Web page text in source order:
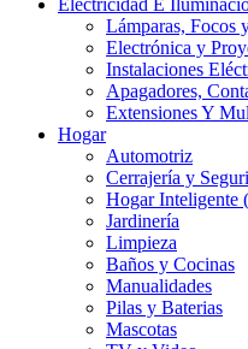
Electricidad E
Lámparas, Focos
Electrónica y
Instalaciones
Apagadores,
Extensiones Y
Hogar
Automotriz
Cerrajería y
Hogar Inteligente
Jardinería
Limpieza
Baños y Cocinas
Manualidades
Pilas y Baterias
Mascotas